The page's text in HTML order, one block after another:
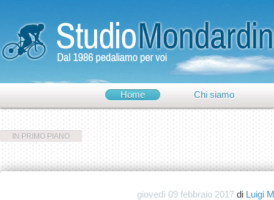
Chi siamo
Home
IN PRIMO PIANO
giovedì 09 febbraio 2017 di Luigi